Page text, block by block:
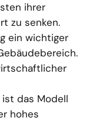
ihrer
zu senken.
ein wichtiger
das Modell
hohes